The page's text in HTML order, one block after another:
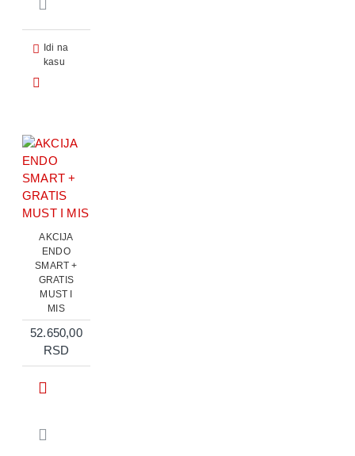
Idi na
kasu
AKCIJA
ENDO
SMART +
GRATIS
MUST I
MIS
52.650,00
RSD